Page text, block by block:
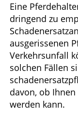
Eine
dringend zu
ausgerissenen
Verkehrsunfall
solchen Fällen
davon, ob
werden kann.